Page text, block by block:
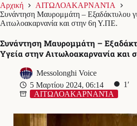
Αρχική
ΑΙΤΩΛΟΑΚΑΡΝΑΝΊΑ
Συνάντηση Μαυρομμάτη – Εξαδάκτυλου
Αιτωλοακαρνανία και στην 6η Υ.ΠΕ.
Συνάντηση Μαυρομμάτη –
Υγεία στην Αιτωλοακαρνανία και
Messolonghi Voice
5 Μαρτίου 2024, 06:14
1′
ΑΙΤΩΛΟΑΚΑΡΝΑΝΊΑ